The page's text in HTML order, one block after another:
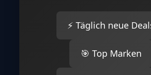
⚡ Täglich neue
🎯 Top Marken